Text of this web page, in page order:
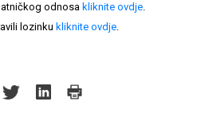
odnosa kliknite ovdje.
lozinku kliknite ovdje.